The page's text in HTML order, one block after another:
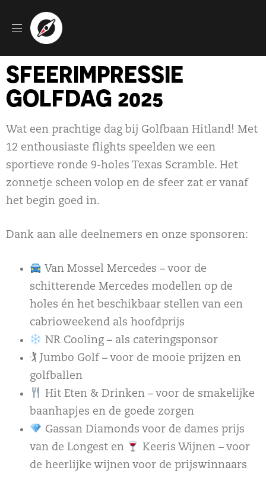
SFEERIMPRESSIE
GOLFDAG 2025
Wat een prachtige dag bij Golfbaan Hitland! Met
12 enthousiaste flights speelden we een
sportieve ronde 9-holes Texas Scramble. Het
zonnetje scheen volop en de sfeer zat er vanaf
het begin goed in.
Dank aan alle deelnemers en onze sponsoren:
Van Mossel Mercedes – voor de
schitterende Mercedes modellen op de
holes én het beschikbaar stellen van een
cabrioweekend als hoofdprijs
NR Cooling – als cateringsponsor
🏌️ Jumbo Golf – voor de mooie prijzen en
golfballen
Hit Eten & Drinken – voor de smakelijke
baanhapjes en de goede zorgen
Gassan Diamonds voor de dames prijs
van de Longest en
Keeris Wijnen – voor
de heerlijke wijnen voor de prijswinnaars